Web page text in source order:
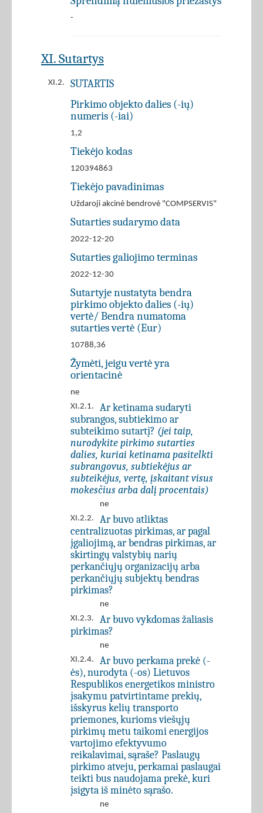
-
XI. Sutartys
XI.2. SUTARTIS
Pirkimo objekto dalies (-ių)
numeris (-iai)
1,2
Tiekėjo kodas
120394863
Tiekėjo pavadinimas
Uždaroji akcinė bendrovė "COMPSERVIS"
Sutarties sudarymo data
2022-12-20
Sutarties galiojimo terminas
2022-12-30
Sutartyje nustatyta bendra
pirkimo objekto dalies (-ių)
vertė/ Bendra numatoma
sutarties vertė (Eur)
10788,36
Žymėti, jeigu vertė yra
orientacinė
ne
XI.2.1.
Ar ketinama sudaryti
subrangos, subtiekimo ar
subteikimo sutartį? (jei taip,
nurodykite pirkimo sutarties
dalies, kuriai ketinama pasitelkti
subrangovus, subtiekėjus ar
subteikėjus, vertę, įskaitant visus
mokesčius arba dalį procentais)
ne
XI.2.2.
Ar buvo atliktas
centralizuotas pirkimas, ar pagal
įgaliojimą, ar bendras pirkimas, ar
skirtingų valstybių narių
perkančiųjų organizacijų arba
perkančiųjų subjektų bendras
pirkimas?
ne
XI.2.3.
Ar buvo vykdomas žaliasis
pirkimas?
ne
XI.2.4.
Ar buvo perkama prekė (-
ės), nurodyta (-os) Lietuvos
Respublikos energetikos ministro
įsakymu patvirtintame prekių,
išskyrus kelių transporto
priemones, kurioms viešųjų
pirkimų metu taikomi energijos
vartojimo efektyvumo
reikalavimai, sąraše? Paslaugų
pirkimo atveju, perkamai paslaugai
teikti bus naudojama prekė, kuri
įsigyta iš minėto sąrašo.
ne